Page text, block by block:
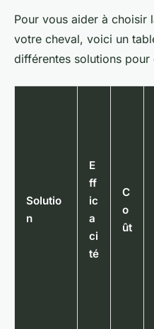
Pour vous aider à choisir
votre cheval, voici un
différentes solutions pour
Solutio
n
E
ff
ic
a
ci
té
C
o
ût